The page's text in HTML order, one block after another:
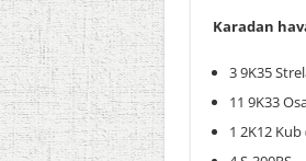
Karadan
3 9K35
11 9K33
1 2K12